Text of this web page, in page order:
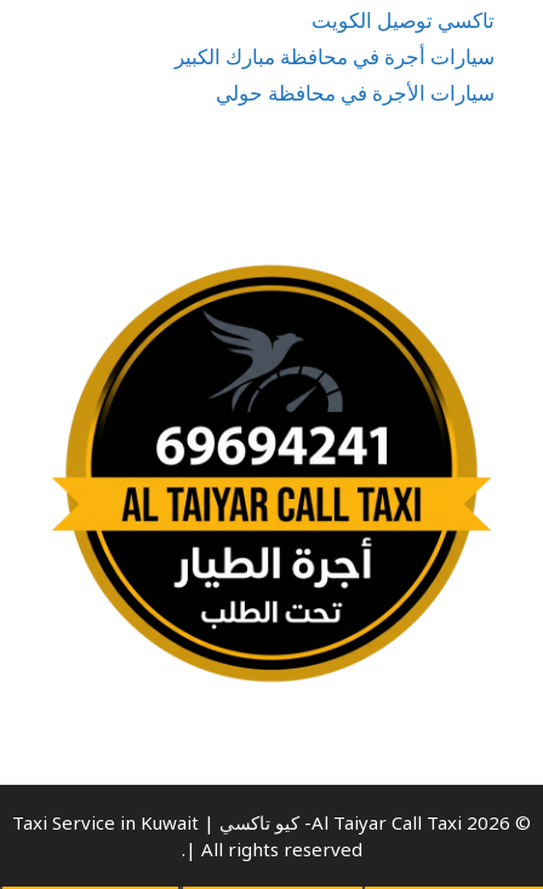
تاكسي توصيل الكويت
سيارات أجرة في محافظة مبارك الكبير
سيارات الأجرة في محافظة حولي
© 2026 Al Taiyar Call Taxi- كيو تاكسي | Taxi Service in Kuwait
| All rights reserved.